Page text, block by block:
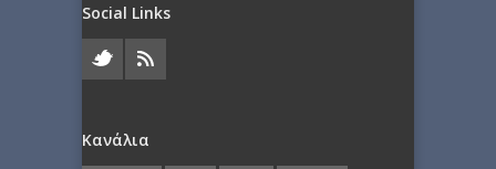
Social Links
Κανάλια